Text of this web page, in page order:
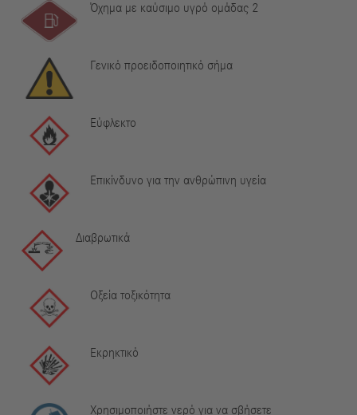
Όχημα με καύσιμο υγρό ομάδας 2
Γενικό προειδοποιητικό σήμα
Εύφλεκτο
Επικίνδυνο για την ανθρώπινη υγεία
Διαβρωτικά
Οξεία τοξικότητα
Εκρηκτικό
Χρησιμοποιήστε νερό για να σβήσετε